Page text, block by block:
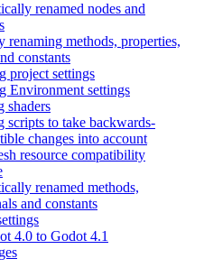
renamed nodes and
renaming methods, properties,
constants
project settings
Environment settings
shaders
scripts to take backwards-
changes into account
resource compatibility
renamed methods,
and constants
4.0 to Godot 4.1